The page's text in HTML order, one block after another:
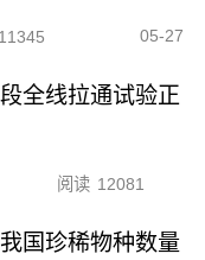
11345 05-27
全线拉通试验正
阅读 12081
国珍稀物种数量